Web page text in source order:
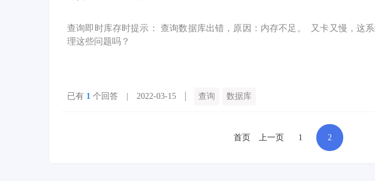
查询即时库存时提示： 查询数据库出错，原因：内存不足。 又卡又慢，这
理这些问题吗？
已有 1 个回答 | 2022-03-15 查询 数据库
首页 上一页 1 2